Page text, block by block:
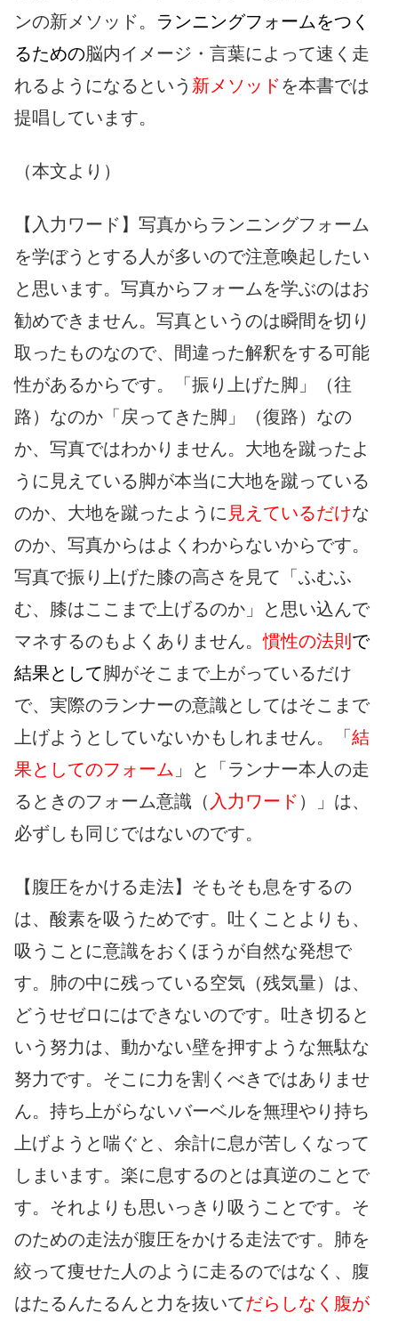
ンの新メソッド。 ランニングフォームをつく
るための脳内イメージ・言葉によって速く走
れるようになるという 新メソッドを本書では
提唱しています。
（本文より）
【入力ワード】写真からランニングフォーム
を学ぼうとする人が多いので注意喚起したい
と思います。写真からフォームを学ぶのはお
勧めできません。写真というのは瞬間を切り
取ったものなので、間違った解釈をする可能
性があるからです。「振り上げた脚」（往
路）なのか「戻ってきた脚」（復路）なの
か、写真ではわかりません。大地を蹴ったよ
うに見えている脚が本当に大地を蹴っている
のか、大地を蹴ったように 見えているだけな
のか、写真からはよくわからないからです。
写真で振り上げた膝の高さを見て「ふむふ
む、膝はここまで上げるのか」と思い込んで
マネするのもよくありません。慣性の法則で
結果として脚がそこまで上がっているだけ
で、実際のランナーの意識としてはそこまで
上げようとしていないかもしれません。「結
果としてのフォーム 」と「ランナー本人の走
るときのフォーム意識（ 入力ワード ）」は、
必ずしも同じではないのです。
【腹圧をかける走法】そもそも息をするの
は、酸素を吸うためです。吐くことよりも、
吸うことに意識をおくほうが自然な発想で
す。肺の中に残っている空気（残気量）は、
どうせゼロにはできないのです。吐き切ると
いう努力は、動かない壁を押すような無駄な
努力です。そこに力を割くべきではありませ
ん。持ち上がらないバーベルを無理やり持ち
上げようと喘ぐと、余計に息が苦しくなって
しまいます。楽に息するのとは真逆のことで
す。それよりも思いっきり吸うことです。そ
のための走法が腹圧をかける走法です。肺を
絞って痩せた人のように走るのではなく、腹
はたるんたるんと力を抜いてだらしなく腹が